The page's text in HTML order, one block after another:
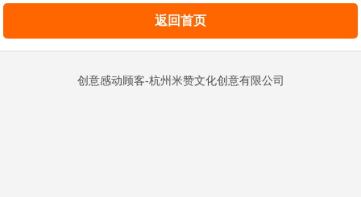
返回首页
创意感动顾客-杭州米赞文化创意有限公司